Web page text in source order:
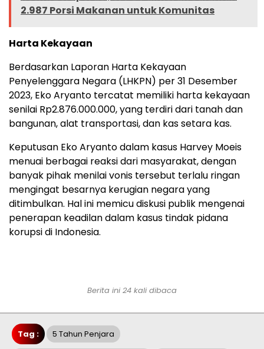
2.987 Porsi Makanan untuk Komunitas
Harta Kekayaan
Berdasarkan Laporan Harta Kekayaan
Penyelenggara Negara (LHKPN) per 31 Desember
2023, Eko Aryanto tercatat memiliki harta kekayaan
senilai Rp2.876.000.000, yang terdiri dari tanah dan
bangunan, alat transportasi, dan kas setara kas.
Keputusan Eko Aryanto dalam kasus Harvey Moeis
menuai berbagai reaksi dari masyarakat, dengan
banyak pihak menilai vonis tersebut terlalu ringan
mengingat besarnya kerugian negara yang
ditimbulkan. Hal ini memicu diskusi publik mengenai
penerapan keadilan dalam kasus tindak pidana
korupsi di Indonesia.
Berita ini 24 kali dibaca
Tag : 5 Tahun Penjara